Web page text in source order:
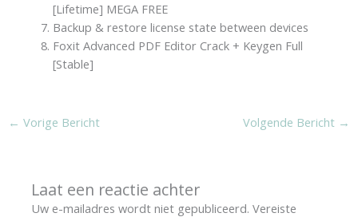
[Lifetime] MEGA FREE
Backup & restore license state between devices
Foxit Advanced PDF Editor Crack + Keygen Full
[Stable]
← Vorige Bericht Volgende Bericht →
Laat een reactie achter
Uw e-mailadres wordt niet gepubliceerd. Vereiste